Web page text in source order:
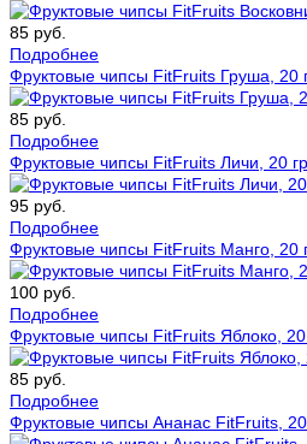
85 руб.
Подробнее
Фруктовые чипсы FitFruits Груша, 20
85 руб.
Подробнее
Фруктовые чипсы FitFruits Личи, 20 гр
95 руб.
Подробнее
Фруктовые чипсы FitFruits Манго, 20
100 руб.
Подробнее
Фруктовые чипсы FitFruits Яблоко, 20
85 руб.
Подробнее
Фруктовые чипсы Ананас FitFruits, 20